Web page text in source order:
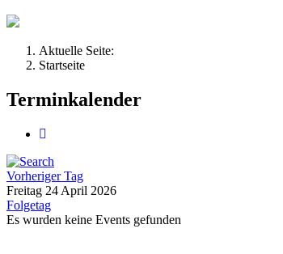
Aktuelle Seite:
Startseite
Terminkalender
Vorheriger Tag
Freitag 24 April 2026
Folgetag
Es wurden keine Events gefunden